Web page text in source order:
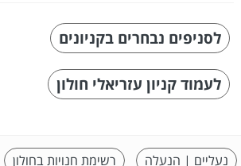
לסניפים נבחרים בקניונים
לעמוד קניון עזריאלי חולון
נעליים | הנעלה רשימת חנויות בחולון